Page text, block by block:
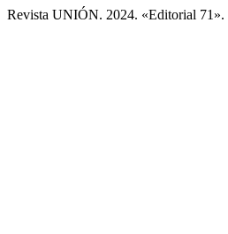
Revista UNIÓN. 2024. «Editorial 71».